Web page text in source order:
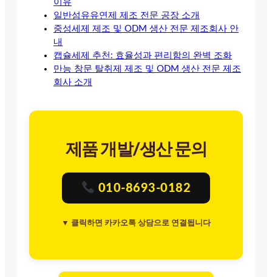
이유
일반섬유유연제 제조 전문 공장 소개
중성세제 제조 및 ODM 생산 전문 제조회사 안
내
캡슐세제 추천: 효율성과 편리함의 완벽 조화
만능 창문 탈취제 제조 및 ODM 생산 전문 제조
회사 소개
제품 개발/생산 문의
010-8693-0182
▼ 클릭하면 카카오톡 상담으로 연결됩니다